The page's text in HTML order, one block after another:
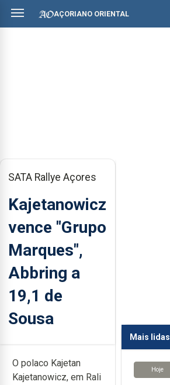
AÇORIANO ORIENTAL
SATA Rallye Açores
Kajetanowicz
vence "Grupo
Marques",
Abbring a
19,1 de
Sousa
O polaco Kajetan
Kajetanowicz, em Rali
Mais lidas
Hoje